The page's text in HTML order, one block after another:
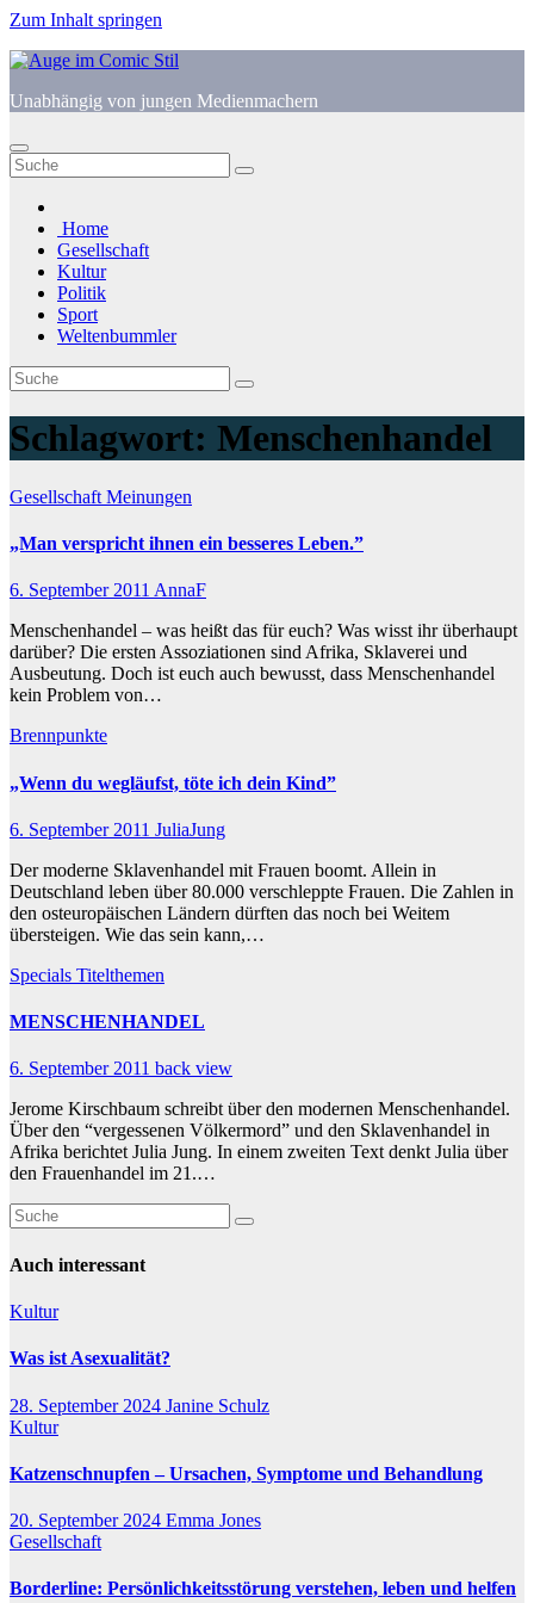
Zum Inhalt springen
Unabhängig von jungen Medienmachern
Home
Gesellschaft
Kultur
Politik
Sport
Weltenbummler
Schlagwort: Menschenhandel
Gesellschaft Meinungen
„Man verspricht ihnen ein besseres Leben.”
6. September 2011 AnnaF
Menschenhandel – was heißt das für euch? Was wisst ihr überhaupt
darüber? Die ersten Assoziationen sind Afrika, Sklaverei und
Ausbeutung. Doch ist euch auch bewusst, dass Menschenhandel
kein Problem von…
Brennpunkte
„Wenn du wegläufst, töte ich dein Kind”
6. September 2011 JuliaJung
Der moderne Sklavenhandel mit Frauen boomt. Allein in
Deutschland leben über 80.000 verschleppte Frauen. Die Zahlen in
den osteuropäischen Ländern dürften das noch bei Weitem
übersteigen. Wie das sein kann,…
Specials Titelthemen
MENSCHENHANDEL
6. September 2011 back view
Jerome Kirschbaum schreibt über den modernen Menschenhandel.
Über den “vergessenen Völkermord” und den Sklavenhandel in
Afrika berichtet Julia Jung. In einem zweiten Text denkt Julia über
den Frauenhandel im 21.…
Auch interessant
Kultur
Was ist Asexualität?
28. September 2024 Janine Schulz
Kultur
Katzenschnupfen – Ursachen, Symptome und Behandlung
20. September 2024 Emma Jones
Gesellschaft
Borderline: Persönlichkeitsstörung verstehen, leben und helfen